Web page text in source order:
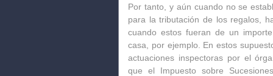
Por tanto, y aún cuando no se
para la tributación de los regalos,
cuando estos fueran de un
casa, por ejemplo. En estos
actuaciones inspectoras por el
que el Impuesto sobre